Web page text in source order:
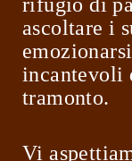
rifugio di
ascoltare i
incantevoli
tramonto.
Vi